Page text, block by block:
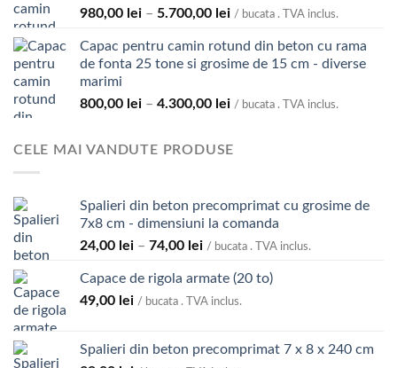
la
980,00 lei – 5.700,00 leiInterval
prețuri:
980,00 lei
la
/ bucata . TVA inclus.
Capac pentru camin rotund din beton cu rama
de fonta 25 tone si grosime de 15 cm - diverse
marimi
800,00 lei – 4.300,00 leiInterval
800,00 lei
4.300,00 lei
/ bucata . TVA inclus.
CELE MAI VANDUTE PRODUSE
Spalieri din beton precomprimat cu grosime de
7x8 cm - dimensiuni la comanda
24,00 lei – 74,00 leiInterval
prețuri:
24,00 lei
74,00 lei
/ bucata . TVA inclus.
Capace de rigola armate (20 to)
49,00 lei / bucata . TVA inclus.
Spalieri din beton precomprimat 7 x 8 x 240 cm